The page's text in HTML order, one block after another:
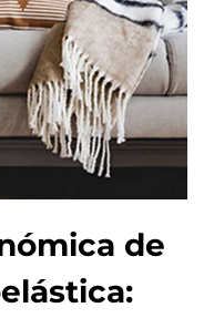
de